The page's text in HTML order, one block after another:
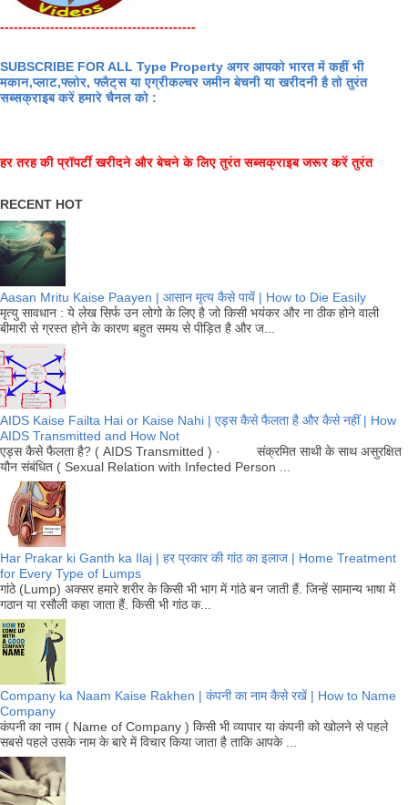
-------------------------------------------
SUBSCRIBE FOR ALL Type Property अगर आपको भारत में कहीं भी
मकान,प्लाट,फ्लोर, फ्लैट्स या एग्रीकल्चर जमीन बेचनी या खरीदनी है तो तुरंत
सब्सक्राइब करें हमारे चैनल को :
हर तरह की प्रॉपर्टी खरीदने और बेचने के लिए तुरंत सब्सक्राइब जरूर करें तुरंत
RECENT HOT
Aasan Mritu Kaise Paayen | आसान मृत्य कैसे पायें | How to Die Easily
मृत्यु सावधान : ये लेख सिर्फ उन लोगो के लिए है जो किसी भयंकर और ना ठीक होने वाली
बीमारी से ग्रस्त होने के कारण बहुत समय से पीड़ित है और ज...
AIDS Kaise Failta Hai or Kaise Nahi | एड्स कैसे फैलता है और कैसे नहीं | How
AIDS Transmitted and How Not
एड्स कैसे फैलता है? ( AIDS Transmitted ) · संक्रमित साथी के साथ असुरक्षित
यौन संबंधित ( Sexual Relation with Infected Person ...
Har Prakar ki Ganth ka Ilaj | हर प्रकार की गांठ का इलाज | Home Treatment
for Every Type of Lumps
गांठे (Lump) अक्सर हमारे शरीर के किसी भी भाग में गांठे बन जाती हैं. जिन्हें सामान्य भाषा में
गठान या रसौली कहा जाता हैं. किसी भी गांठ क...
Company ka Naam Kaise Rakhen | कंपनी का नाम कैसे रखें | How to Name
Company
कंपनी का नाम ( Name of Company ) किसी भी व्यापार या कंपनी को खोलने से पहले
सबसे पहले उसके नाम के बारे में विचार किया जाता है ताकि आपके ...